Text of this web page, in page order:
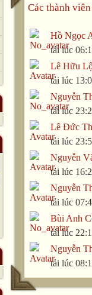
Các thành
Hồ Ngọc
tải lúc
Lê Hữu
tải lúc
Nguyễn
tải lúc
Lê Đức
tải lúc
Nguyễn
tải lúc
Nguyễn
tải lúc
Bùi Anh
tải lúc
Nguyễn
tải lúc